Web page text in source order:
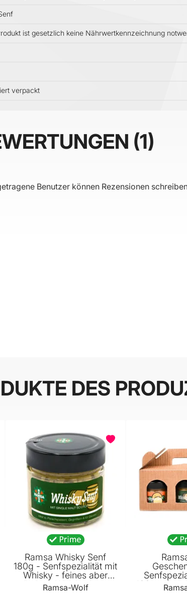
ist gesetzlich keine Nährwertkennzeichnung
verpackt
1
Benutzer können Rezensionen
DES
Ramsa Whisky Senf
180g - Senfspezialität mit
Whisky - feines aber
würziges Whisky Aroma
Ramsa-Wolf
180g -